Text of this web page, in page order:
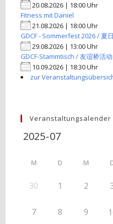
20.08.2026 | 18:00 Uhr
Fitness mit Daniel
21.08.2026 | 18:00 Uhr
GDCF - Sommerfest 2026 / 夏
29.08.2026 | 13:00 Uhr
GDCF-Stammtisch / 友谊桥活动
10.09.2026 | 18:30 Uhr
zur
Veranstaltungsalender
M D M
30 1 2
7 8 9